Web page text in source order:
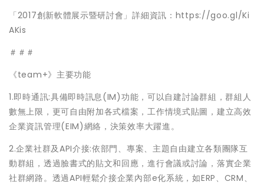
「2017創新軟體展示暨研討會」詳細資訊：https://goo.gl/Ki
AKis
＃＃＃
《team+》主要功能
1.即時通訊:具備即時訊息(IM)功能，可以自建討論群組，群組人
數無上限，更可自由附加各式檔案，工作情境式貼圖，建立高效
企業資訊管理(EIM)網絡，決策效率大躍進。
2.企業社群及API介接:依部門、專案、主題自由建立各類團隊互
動群組，透過臉書式的貼文和回應，進行會議或討論，落實企業
社群網路。透過API輕鬆介接企業內部e化系統，如ERP、CRM、